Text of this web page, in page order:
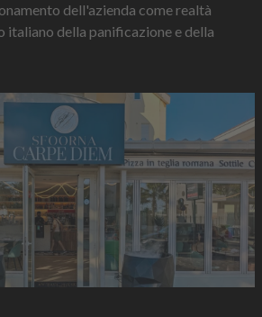
dell'azienda come realtà
italiano della panificazione e della